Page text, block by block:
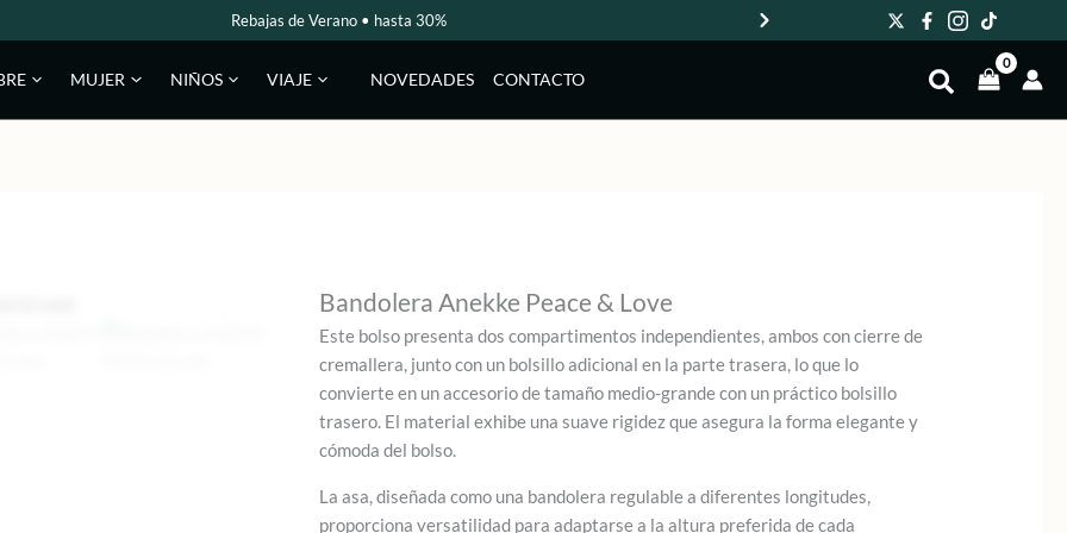
Rebajas de Verano • hasta 30%
MUJER NIÑOS VIAJE NOVEDADES CONTACTO
Bandolera Anekke Peace & Love
Este bolso presenta dos compartimentos independientes, ambos con cierre de
cremallera, junto con un bolsillo adicional en la parte trasera, lo que lo
convierte en un accesorio de tamaño medio-grande con un práctico bolsillo
trasero. El material exhibe una suave rigidez que asegura la forma elegante y
cómoda del bolso.
La asa, diseñada como una bandolera regulable a diferentes longitudes,
proporciona versatilidad para adaptarse a la altura preferida de cada